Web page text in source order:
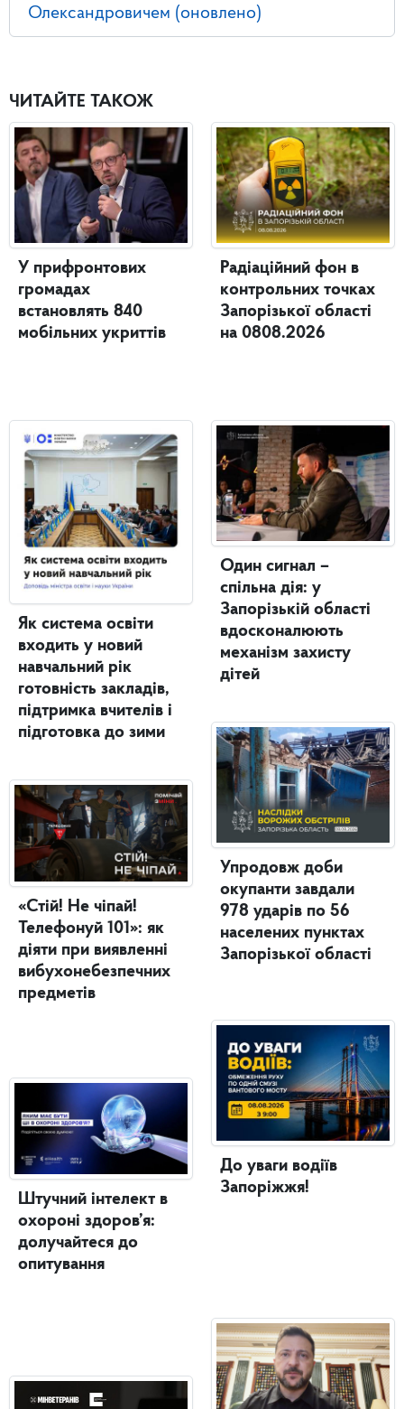
Олександровичем (оновлено)
ЧИТАЙТЕ ТАКОЖ
У прифронтових
громадах
встановлять 840
мобільних укриттів
Як система освіти
входить у новий
навчальний рік
готовність закладів,
підтримка вчителів і
підготовка до зими
«Стій! Не чіпай!
Телефонуй 101»: як
діяти при виявленні
вибухонебезпечних
предметів
Штучний інтелект в
охороні здоров’я:
долучайтеся до
опитування
Радіаційний фон в
контрольних точках
Запорізької області
на 0808.2026
Один сигнал –
спільна дія: у
Запорізькій області
вдосконалюють
механізм захисту
дітей
Упродовж доби
окупанти завдали
978 ударів по 56
населених пунктах
Запорізької області
До уваги водіїв
Запоріжжя!